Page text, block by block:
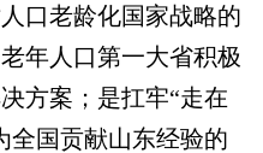
口老龄化国家战略的
年人口第一大省积极
方案；是扛牢“走在
全国贡献山东经验的